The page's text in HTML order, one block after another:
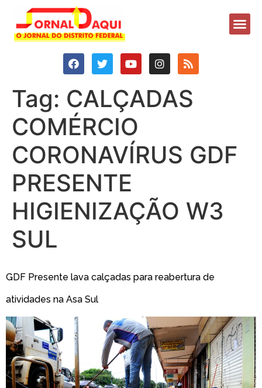
Tag: CALÇADAS
COMÉRCIO
CORONAVÍRUS GDF
PRESENTE
HIGIENIZAÇÃO W3
SUL
GDF Presente lava calçadas para reabertura de
atividades na Asa Sul